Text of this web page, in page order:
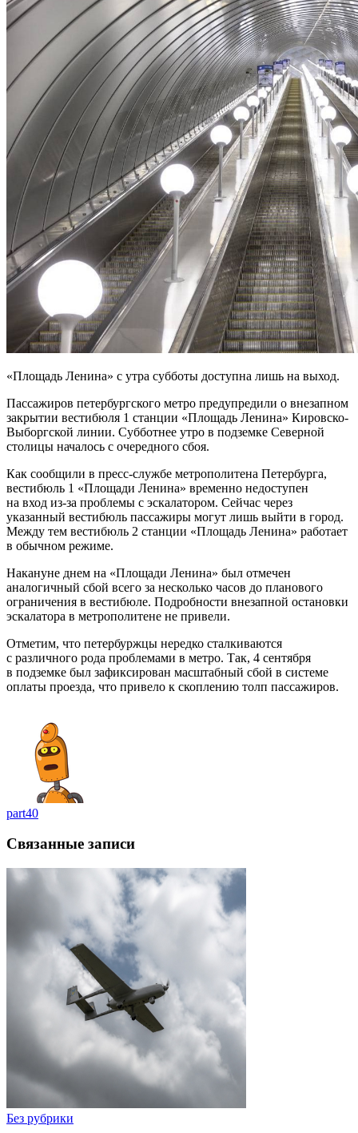
«Площадь Ленина» с утра субботы доступна лишь на выход.
Пассажиров петербургского метро предупредили о внезапном
закрытии вестибюля 1 станции «Площадь Ленина» Кировско-
Выборгской линии. Субботнее утро в подземке Северной
столицы началось с очередного сбоя.
Как сообщили в пресс-службе метрополитена Петербурга,
вестибюль 1 «Площади Ленина» временно недоступен
на вход из-за проблемы с эскалатором. Сейчас через
указанный вестибюль пассажиры могут лишь выйти в город.
Между тем вестибюль 2 станции «Площадь Ленина» работает
в обычном режиме.
Накануне днем на «Площади Ленина» был отмечен
аналогичный сбой всего за несколько часов до планового
ограничения в вестибюле. Подробности внезапной остановки
эскалатора в метрополитене не привели.
Отметим, что петербуржцы нередко сталкиваются
с различного рода проблемами в метро. Так, 4 сентября
в подземке был зафиксирован масштабный сбой в системе
оплаты проезда, что привело к скоплению толп пассажиров.
part40
Связанные записи
Без рубрики